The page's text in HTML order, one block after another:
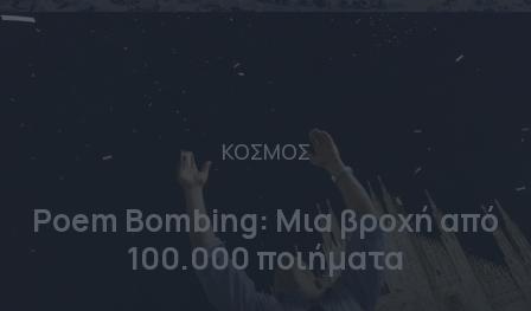
ΚΟΣΜΟΣ
Poem Bombing: Mια βροχή από
100.000 ποιήματα